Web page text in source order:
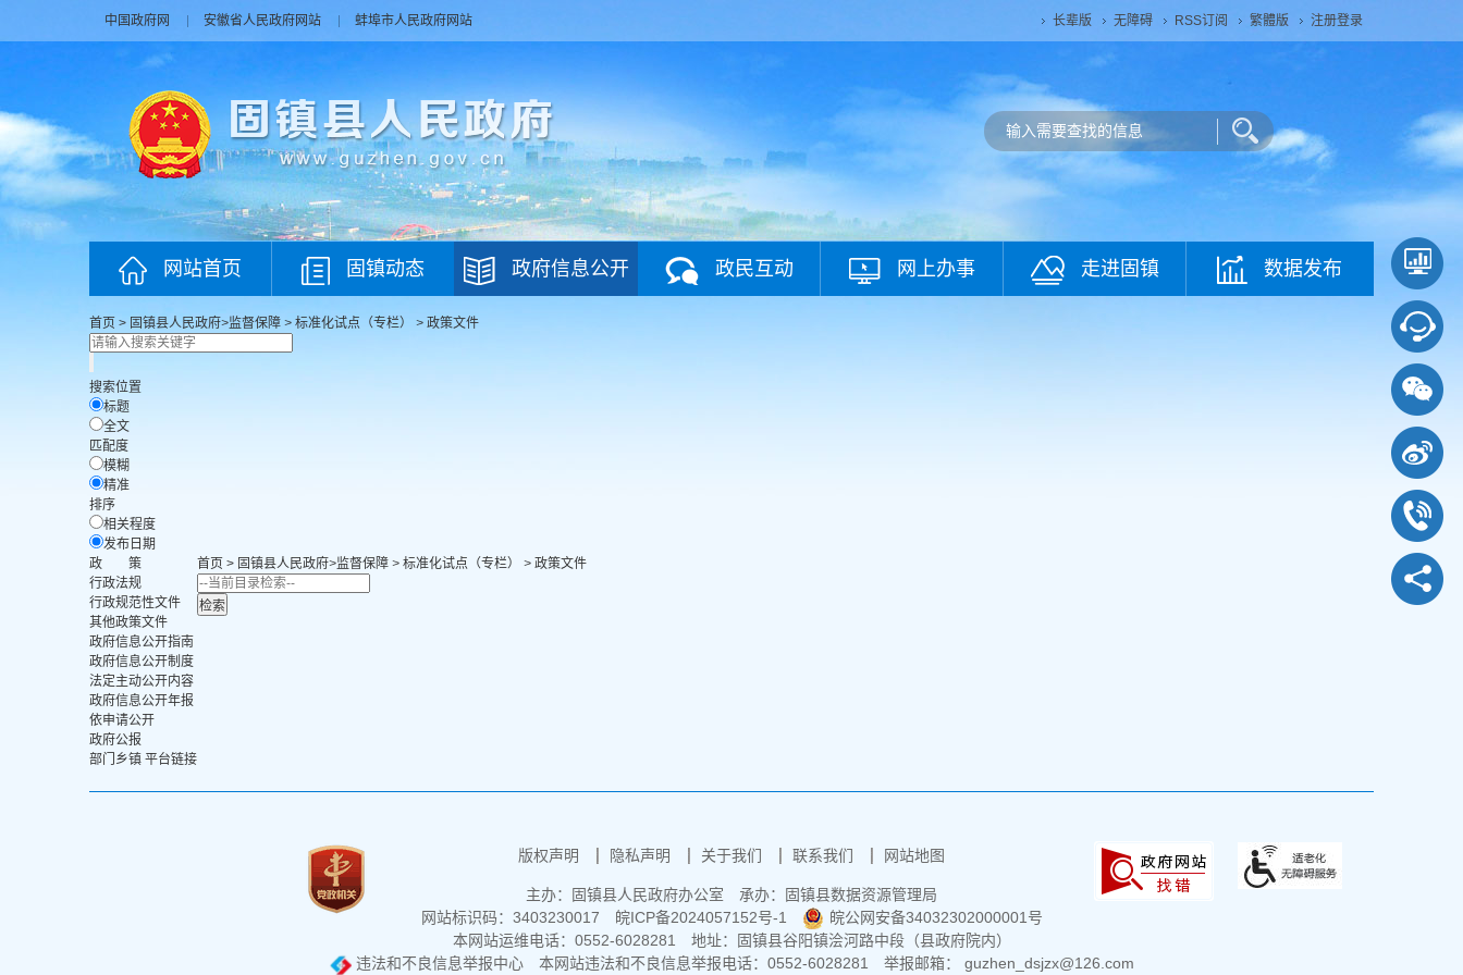
中国政府网 安徽省人民政府网站 蚌埠市人民政府网站 长辈版 无障碍 RSS订阅 繁體版 注册登录
网站首页 固镇动态 政府信息公开 政民互动 网上办事 走进固镇 数据发布
首页 > 固镇县人民政府>监督保障 > 标准化试点（专栏） > 政策文件
搜索位置
标题
全文
匹配度
模糊
精准
排序
相关程度
发布日期
政 策
行政法规
行政规范性文件
其他政策文件
政府信息公开指南
政府信息公开制度
法定主动公开内容
政府信息公开年报
依申请公开
政府公报
部门乡镇 平台链接
首页 > 固镇县人民政府>监督保障 > 标准化试点（专栏） > 政策文件
版权声明 隐私声明 关于我们 联系我们 网站地图
主办：固镇县人民政府办公室
承办：固镇县数据资源管理局
网站标识码：3403230017
皖ICP备2024057152号-1
皖公网安备34032302000001号
本网站运维电话：0552-6028281
地址：固镇县谷阳镇浍河路中段（县政府院内）
违法和不良信息举报中心
本网站违法和不良信息举报电话：0552-6028281 举报邮箱： guzhen_dsjzx@126.com